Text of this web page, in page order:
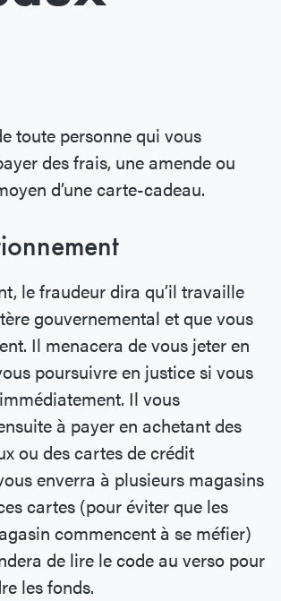
toute personne qui vous
des frais, une amende ou
d’une carte-cadeau.
le fraudeur dira qu’il travaille
gouvernemental et que vous
Il menacera de vous jeter en
poursuivre en justice si vous
Il vous
à payer en achetant des
ou des cartes de crédit
enverra à plusieurs magasins
cartes (pour éviter que les
commencent à se méfier)
de lire le code au verso pour
les fonds.